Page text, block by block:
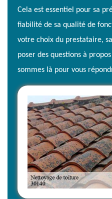
Cela est essentiel pour sa
fiabilité de sa qualité de
votre choix du prestataire,
poser des questions à
sommes là pour vous